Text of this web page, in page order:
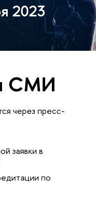
2023
СМИ
через пресс-
заявки в
по